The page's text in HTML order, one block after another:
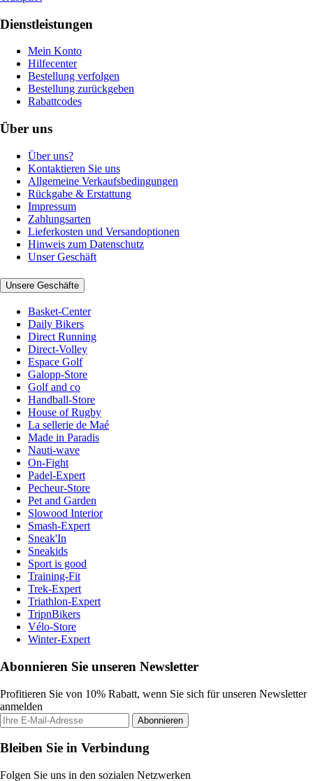
Dienstleistungen
Mein Konto
Hilfecenter
Bestellung verfolgen
Bestellung zurückgeben
Rabattcodes
Über uns
Über uns?
Kontaktieren Sie uns
Allgemeine Verkaufsbedingungen
Rückgabe & Erstattung
Impressum
Zahlungsarten
Lieferkosten und Versandoptionen
Hinweis zum Datenschutz
Unser Geschäft
Unsere Geschäfte
Basket-Center
Daily Bikers
Direct Running
Direct-Volley
Espace Golf
Galopp-Store
Golf and co
Handball-Store
House of Rugby
La sellerie de Maé
Made in Paradis
Nauti-wave
On-Fight
Padel-Expert
Pecheur-Store
Pet and Garden
Slowood Interior
Smash-Expert
Sneak'In
Sneakids
Sport is good
Training-Fit
Trek-Expert
Triathlon-Expert
TripnBikers
Vélo-Store
Winter-Expert
Abonnieren Sie unseren Newsletter
Profitieren Sie von 10% Rabatt, wenn Sie sich für unseren Newsletter
anmelden
Abonnieren
Bleiben Sie in Verbindung
Folgen Sie uns in den sozialen Netzwerken